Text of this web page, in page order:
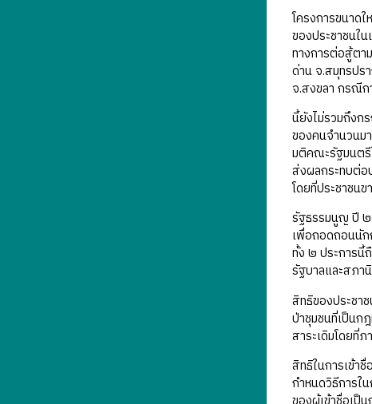
โครงการขนาด
ของประชาชนใ
ทางการต่อสู้ตา
ด่าน จ.สมุทรปร
จ.สงขลา กรณีก
นี้ยังไม่รวมถึงก
ของคนจำนวนม
มติคณะรัฐมนตรี
ส่งผลกระทบต่อ
โดยที่ประชาชน
รัฐธรรมนูญ ปี ๒
เพื่อถอดถอนนัก
ทั้ง ๒ ประการนี้
รัฐบาลและสภา
สิทธิของประชา
ป่าชุมชนที่เป็นก
สาระเดิมโดยที่
สิทธิในการเข้า
กำหนดวิธีการใ